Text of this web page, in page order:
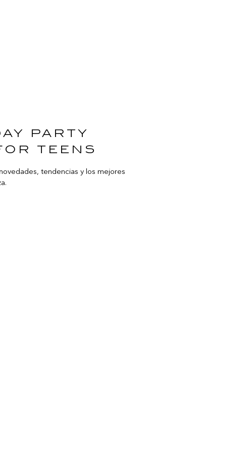
party
teens
tendencias y los mejores